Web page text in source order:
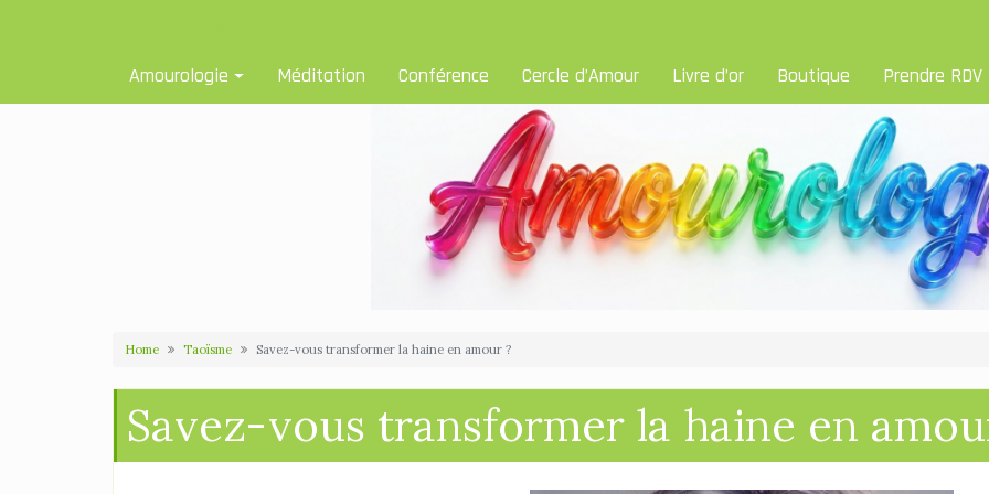
Amourologie Méditation Conférence Cercle d’Amour Livre d’or Boutique Prendre RDV
Home Taoïsme Savez-vous transformer la haine en amour ?
Savez-vous transformer la haine en